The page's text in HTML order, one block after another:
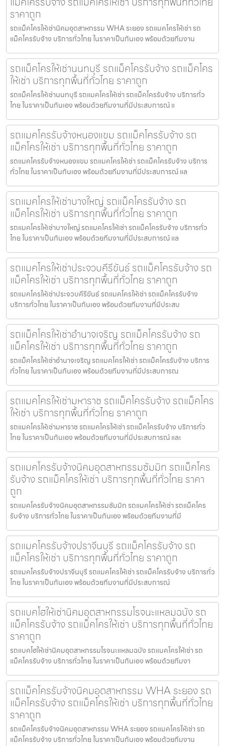
ราคาถูก
รถแม็คโครให้เช่านิคมอุตสาหกรรม WHA ระยอง รถแมคโครให้เช่า รถ
แม็คโครรับจ้าง บริการทั่วไทย ในราคาเป็นกันเอง พร้อมด้วยทีมงาน
รถแม็คโครให้เช่านนทบุรี รถแม็คโครรับจ้าง รถแม็คโคร
ให้เช่า บริการทุกพื้นที่ทั่วไทย ราคาถูก
รถแม็คโครให้เช่านนทบุรี รถแมคโครให้เช่า รถแม็คโครรับจ้าง บริการทั่ว
ไทย ในราคาเป็นกันเอง พร้อมด้วยทีมงานที่มีประสบการณ์ แ
รถแมคโครรับจ้างหนองแขม รถแม็คโครรับจ้าง รถ
แม็คโครให้เช่า บริการทุกพื้นที่ทั่วไทย ราคาถูก
รถแมคโครรับจ้างหนองแขม รถแมคโครให้เช่า รถแม็คโครรับจ้าง บริการ
ทั่วไทย ในราคาเป็นกันเอง พร้อมด้วยทีมงานที่มีประสบการณ์ แล
รถแมคโครให้เช่าบางใหญ่ รถแม็คโครรับจ้าง รถ
แม็คโครให้เช่า บริการทุกพื้นที่ทั่วไทย ราคาถูก
รถแมคโครให้เช่าบางใหญ่ รถแมคโครให้เช่า รถแม็คโครรับจ้าง บริการทั่ว
ไทย ในราคาเป็นกันเอง พร้อมด้วยทีมงานที่มีประสบการณ์ แล
รถแมคโครให้เช่าประจวบคีรีขันธ์ รถแม็คโครรับจ้าง รถ
แม็คโครให้เช่า บริการทุกพื้นที่ทั่วไทย ราคาถูก
รถแมคโครให้เช่าประจวบคีรีขันธ์ รถแมคโครให้เช่า รถแม็คโครรับจ้าง
บริการทั่วไทย ในราคาเป็นกันเอง พร้อมด้วยทีมงานที่มีประสบ
รถแม็คโครให้เช่าอำนาจเจริญ รถแม็คโครรับจ้าง รถ
แม็คโครให้เช่า บริการทุกพื้นที่ทั่วไทย ราคาถูก
รถแม็คโครให้เช่าอำนาจเจริญ รถแมคโครให้เช่า รถแม็คโครรับจ้าง บริการ
ทั่วไทย ในราคาเป็นกันเอง พร้อมด้วยทีมงานที่มีประสบการณ
รถแมคโครให้เช่ามหาราช รถแม็คโครรับจ้าง รถแม็คโคร
ให้เช่า บริการทุกพื้นที่ทั่วไทย ราคาถูก
รถแมคโครให้เช่ามหาราช รถแมคโครให้เช่า รถแม็คโครรับจ้าง บริการทั่ว
ไทย ในราคาเป็นกันเอง พร้อมด้วยทีมงานที่มีประสบการณ์ และ
รถแมคโครรับจ้างนิคมอุตสาหกรรมซัมมิท รถแม็คโคร
รับจ้าง รถแม็คโครให้เช่า บริการทุกพื้นที่ทั่วไทย ราคา
ถูก
รถแมคโครรับจ้างนิคมอุตสาหกรรมซัมมิท รถแมคโครให้เช่า รถแม็คโคร
รับจ้าง บริการทั่วไทย ในราคาเป็นกันเอง พร้อมด้วยทีมงานที่มี
รถแมคโครรับจ้างปราจีนบุรี รถแม็คโครรับจ้าง รถ
แม็คโครให้เช่า บริการทุกพื้นที่ทั่วไทย ราคาถูก
รถแมคโครรับจ้างปราจีนบุรี รถแมคโครให้เช่า รถแม็คโครรับจ้าง บริการทั่ว
ไทย ในราคาเป็นกันเอง พร้อมด้วยทีมงานที่มีประสบการณ์
รถแบคโฮให้เช่านิคมอุตสาหกรรมโรจนะแหลมฉบัง รถ
แม็คโครรับจ้าง รถแม็คโครให้เช่า บริการทุกพื้นที่ทั่วไทย
ราคาถูก
รถแบคโฮให้เช่านิคมอุตสาหกรรมโรจนะแหลมฉบัง รถแมคโครให้เช่า รถ
แม็คโครรับจ้าง บริการทั่วไทย ในราคาเป็นกันเอง พร้อมด้วยทีมงา
รถแม็คโครรับจ้างนิคมอุตสาหกรรม WHA ระยอง รถ
แม็คโครรับจ้าง รถแม็คโครให้เช่า บริการทุกพื้นที่ทั่วไทย
ราคาถูก
รถแม็คโครรับจ้างนิคมอุตสาหกรรม WHA ระยอง รถแมคโครให้เช่า รถ
แม็คโครรับจ้าง บริการทั่วไทย ในราคาเป็นกันเอง พร้อมด้วยทีมงาน